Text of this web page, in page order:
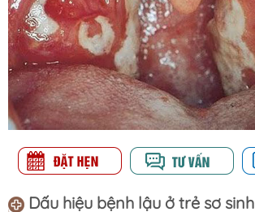
Dấu hiệu bệnh lậu ở trẻ sơ sinh